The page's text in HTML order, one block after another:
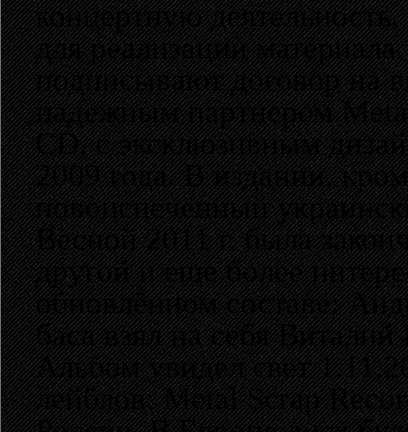
концертную
для реализации
подписывают договор на
надежным партнером
CD, с эксклюзивным
2009 года. В издании,
новоиспечённый
Весной 2011 г. была
другой и еще более
обновлённом составе:
баса взял на себя
Альбом увидел свет
лейблов: Metal Scrap